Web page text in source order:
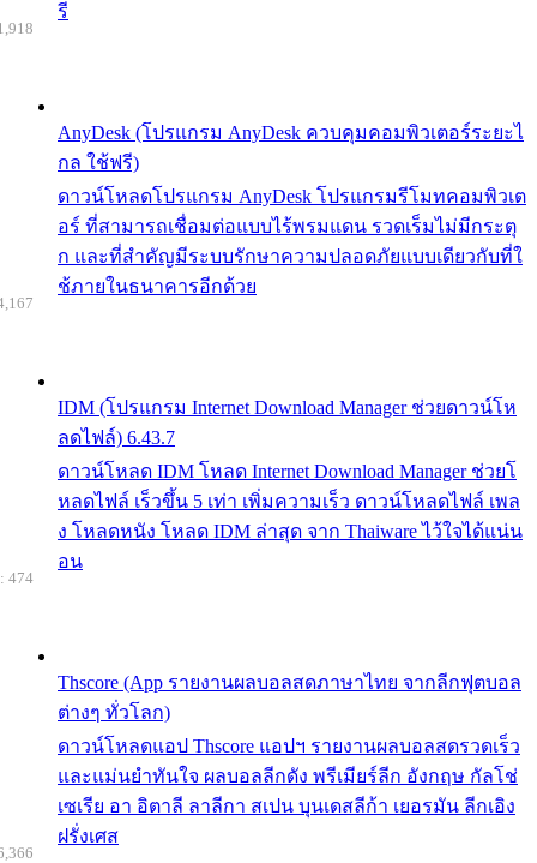
รี
AnyDesk (โปรแกรม AnyDesk ควบคุมคอมพิวเตอร์ระยะไ
กล ใช้ฟรี)
ดาวน์โหลดโปรแกรม AnyDesk โปรแกรมรีโมทคอมพิวเต
อร์ ที่สามารถเชื่อมต่อแบบไร้พรมแดน รวดเร็มไม่มีกระตุ
ก และที่สำคัญมีระบบรักษาความปลอดภัยแบบเดียวกับที่ใ
ช้ภายในธนาคารอีกด้วย
IDM (โปรแกรม Internet Download Manager ช่วยดาวน์โห
ลดไฟล์) 6.43.7
ดาวน์โหลด IDM โหลด Internet Download Manager ช่วยโ
หลดไฟล์ เร็วขึ้น 5 เท่า เพิ่มความเร็ว ดาวน์โหลดไฟล์ เพล
ง โหลดหนัง โหลด IDM ล่าสุด จาก Thaiware ไว้ใจได้แน่น
อน
Thscore (App รายงานผลบอลสดภาษาไทย จากลีกฟุตบอล
ต่างๆ ทั่วโลก)
ดาวน์โหลดแอป Thscore แอปฯ รายงานผลบอลสดรวดเร็ว
และแม่นยำทันใจ ผลบอลลีกดัง พรีเมียร์ลีก อังกฤษ กัลโช่
เซเรีย อา อิตาลี ลาลีกา สเปน บุนเดสลีก้า เยอรมัน ลีกเอิง
ฝรั่งเศส
474